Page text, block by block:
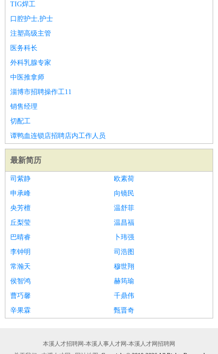
TIG焊工
口腔护士,护士
注塑高级主管
医务科长
外科乳腺专家
中医推拿师
淄博市招聘操作工11
销售经理
切配工
谭鸭血连锁店招聘店内工作人员
最新简历
司紫静
欧素荷
申承峰
向镜民
央芳檀
温舒菲
丘梨莹
温昌福
巴晴睿
卜玮强
李钟明
司浩图
常瀚天
穆世翔
侯智鸿
赫筠瑜
曹巧馨
千鼎伟
辛果霖
甄晋奇
本溪人才招聘网-本溪人事人才网-本溪人才网招聘网